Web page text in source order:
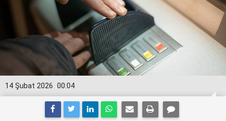
00:04
14 Şubat 2026